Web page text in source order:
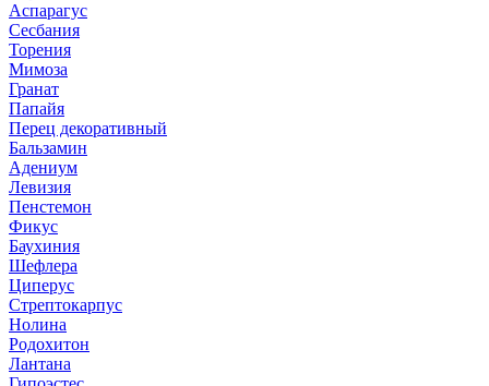
Аспарагус
Сесбания
Торения
Мимоза
Гранат
Папайя
Перец декоративный
Бальзамин
Адениум
Левизия
Пенстемон
Фикус
Баухиния
Шефлера
Циперус
Стрептокарпус
Нолина
Родохитон
Лантана